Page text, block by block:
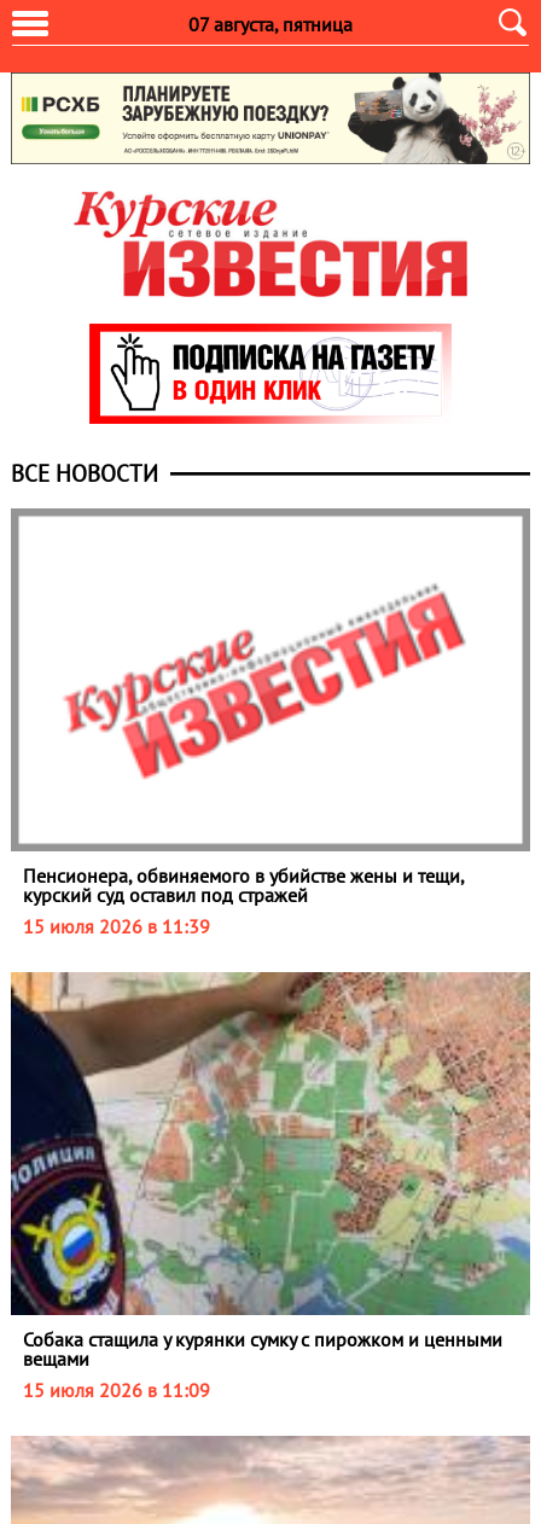
07 августа, пятница
ВСЕ НОВОСТИ
Пенсионера, обвиняемого в убийстве жены и тещи,
курский суд оставил под стражей
15 июля 2026 в 11:39
Собака стащила у курянки сумку с пирожком и ценными
вещами
15 июля 2026 в 11:09